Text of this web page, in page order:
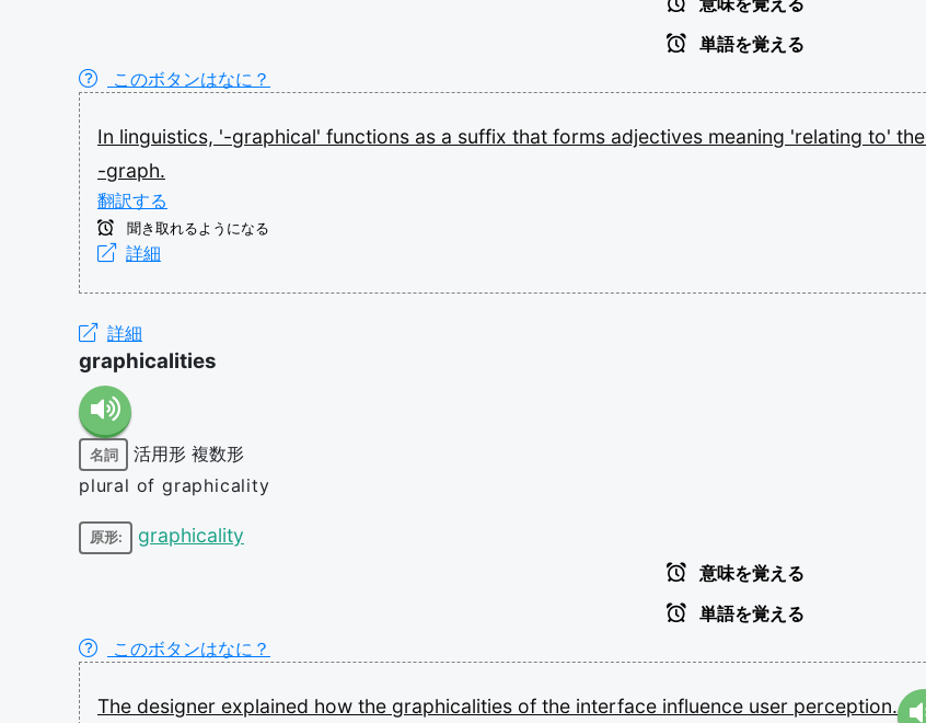
意味を覚える
単語を覚える
このボタンはなに？
In linguistics, '-graphical' functions as a suffix that forms adjectives meaning 'relating to' the
-graph.
翻訳する
聞き取れるようになる
詳細
詳細
graphicalities
名詞 活用形 複数形
plural of graphicality
原形: graphicality
意味を覚える
単語を覚える
このボタンはなに？
The designer explained how the graphicalities of the interface influence user perception.